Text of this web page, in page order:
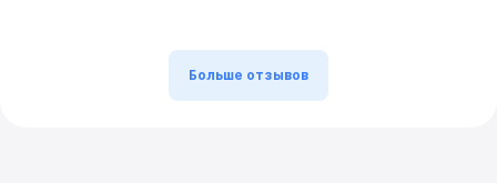
Больше отзывов